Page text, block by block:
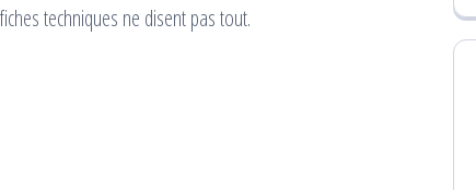
techniques ne disent pas tout.